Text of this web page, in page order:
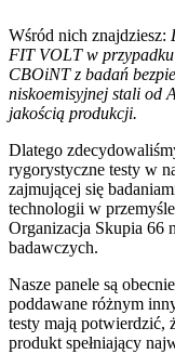
Wśród nich znajdziesz:
FIT VOLT w
CBOiNT z badań
niskoemisyjnej stali od
jakością produkcji.
Dlatego
rygorystyczne testy w
zajmującej się
technologii w
Organizacja Skupia 66
badawczych.
Nasze panele są
poddawane różnym
testy mają potwierdzić,
produkt spełniający